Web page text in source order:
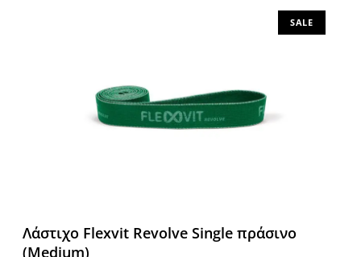
SALE
Λάστιχο Flexvit Revolve Single πράσινο
(Medium)